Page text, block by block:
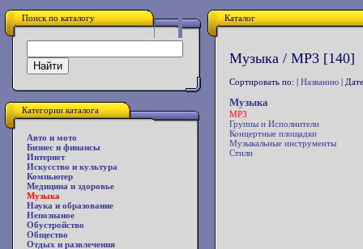
Поиск по каталогу
Категории каталога
Авто и мото
Бизнес и финансы
Интернет
Искусство и культура
Компьютер
Медицина и здоровье
Музыка
Наука и образование
Непознаное
Обустройство
Общество
Отдых и развлечения
Каталог
Музыка / MP3 [140]
Сортировать по: | Названию |
Музыка
MP3
Группы и Исполнители
Концертные площадки
Музыкальные инструменты
Стили